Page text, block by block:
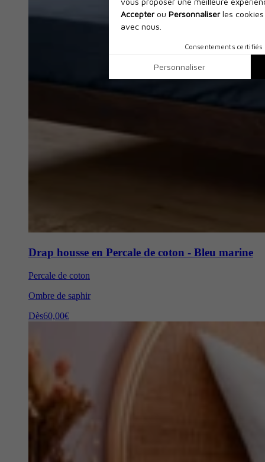
Drap housse en Percale de coton - Bleu marine
Percale de coton
Ombre de saphir
Dès60,00€